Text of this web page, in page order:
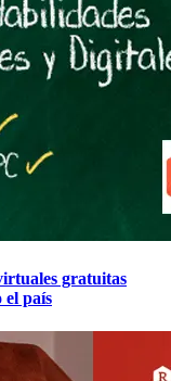
gratuitas
el país